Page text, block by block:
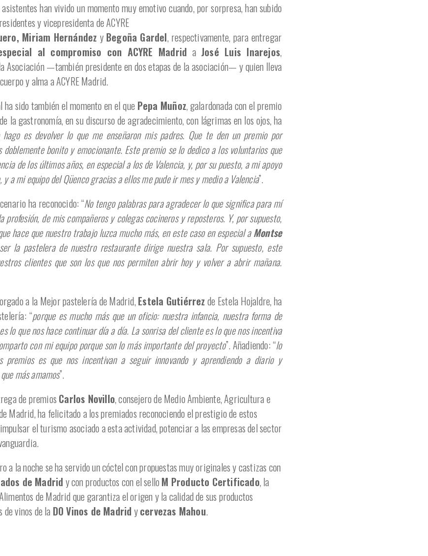
han vivido un momento muy emotivo cuando, por sorpresa, han subido
y vicepresidenta de ACYRE
Miriam Hernández y Begoña Gardel, respectivamente, para entregar
al compromiso con ACYRE Madrid a José Luis Inarejos,
Asociación —también presidente en dos etapas de la asociación— y quien lleva
y alma a ACYRE Madrid.
sido también el momento en el que Pepa Muñoz, galardonada con el premio
la gastronomía, en su discurso de agradecimiento, con lágrimas en los ojos, ha
es devolver lo que me enseñaron mis padres. Que te den un premio por
bonito y emocionante. Este premio se lo dedico a los voluntarios que
de los últimos años, en especial a los de Valencia, y, por su puesto, a mi apoyo
a mi equipo del Qüenco gracias a ellos me pude ir mes y medio a Valencia”.
ha reconocido: “No tengo palabras para agradecer lo que significa para mí
profesión, de mis compañeros y colegas cocineros y reposteros. Y, por supuesto,
hace que nuestro trabajo luzca mucho más, en este caso en especial aMontse
la pastelera de nuestro restaurante dirige nuestra sala. Por supuesto, este
clientes que son los que nos permiten abrir hoy y volver a abrir mañana.
a la Mejor pastelería de Madrid,Estela Gutiérrez de Estela Hojaldre, ha
“porque es mucho más que un oficio: nuestra infancia, nuestra forma de
lo que nos hace continuar día a día. La sonrisa del cliente es lo que nos incentiva
con mi equipo porque son lo más importante del proyecto”. Añadiendo: “lo
premios es que nos incentivan a seguir innovando y aprendiendo a diario y
más amamos”.
de premios Carlos Novillo, consejero de Medio Ambiente, Agricultura e
Madrid, ha felicitado a los premiados reconociendo el prestigio de estos
el turismo asociado a esta actividad, potenciar a las empresas del sector
a la noche se ha servido un cóctel con propuestas muy originales y castizas con
de Madridy con productos con el sello M Producto Certificado, la
de Madrid que garantiza el origen y la calidad de sus productos
vinos de la DO Vinos de Madrid ycervezas Mahou.